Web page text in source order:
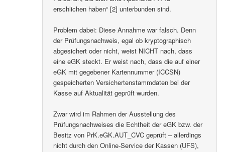
erschlichen haben“ [2] unterbunden sind.
Problem dabei: Diese Annahme war falsch. Denn
der Prüfungsnachweis, egal ob kryptographisch
abgesichert oder nicht, weist NICHT nach, dass
eine eGK steckt. Er weist nach, dass die auf einer
eGK mit gegebener Kartennummer (ICCSN)
gespeicherten Versichertenstammdaten bei der
Kasse auf Aktualität geprüft wurden.
Zwar wird im Rahmen der Ausstellung des
Prüfungsnachweises die Echtheit der eGK bzw. der
Besitz von PrK.eGK.AUT_CVC geprüft – allerdings
nicht durch den Online-Service der Kassen (UFS),